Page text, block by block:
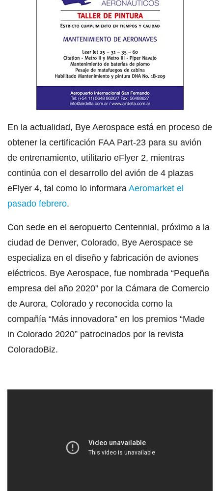
En la actualidad, Bye Aerospace está en proceso de
obtener la certificación FAA Part-23 para su avión
de entrenamiento, utilitario eFlyer 2, mientras
continúa con el desarrollo del avión de 4 plazas
eFlyer 4, tal como lo informara Aeromarket el
pasado febrero.
Con sede en el aeropuerto Centennial, próximo a la
ciudad de Denver, Colorado, Bye Aerospace se
especializa en el diseño y fabricación de aviones
eléctricos. Bye Aerospace, fue nombrada “Pequeña
empresa del año 2020” por la Cámara de Comercio
de Aurora, Colorado y reconocida como la
compañía “Más innovadora” en los premios “Made
in Colorado 2020” patrocinados por la revista
ColoradoBiz.